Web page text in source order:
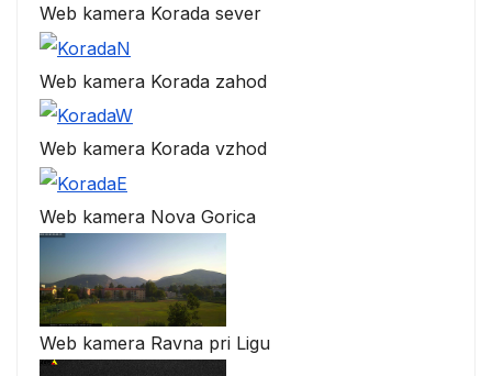
Web kamera Korada sever
Web kamera Korada zahod
Web kamera Korada vzhod
Web kamera Nova Gorica
Web kamera Ravna pri Ligu